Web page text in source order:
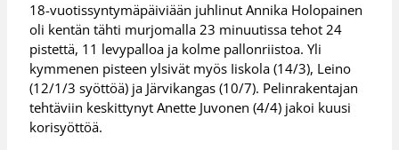
18-vuotissyntymäpäiviään juhlinut Annika Holopainen
oli kentän tähti murjomalla 23 minuutissa tehot 24
pistettä, 11 levypalloa ja kolme pallonriistoa. Yli
kymmenen pisteen ylsivät myös Iiskola (14/3), Leino
(12/1/3 syöttöä) ja Järvikangas (10/7). Pelinrakentajan
tehtäviin keskittynyt Anette Juvonen (4/4) jakoi kuusi
korisyöttöä.